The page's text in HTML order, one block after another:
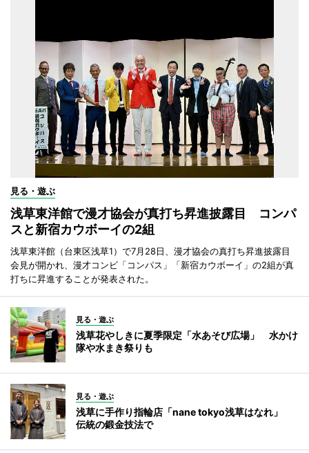
見る・遊ぶ
浅草東洋館で漫才協会が真打ち昇進披露目 コンパ
スと新宿カウボーイの2組
浅草東洋館（台東区浅草1）で7月28日、漫才協会の真打ち昇進披露目
会見が開かれ、漫才コンビ「コンパス」「新宿カウボーイ」の2組が真
打ちに昇進することが発表された。
見る・遊ぶ
浅草花やしきに夏季限定「水あそび広場」 水かけ
隊や水まき祭りも
見る・遊ぶ
浅草に手作り指輪店「nane tokyo浅草はなれ」
伝統の鍛金技法で